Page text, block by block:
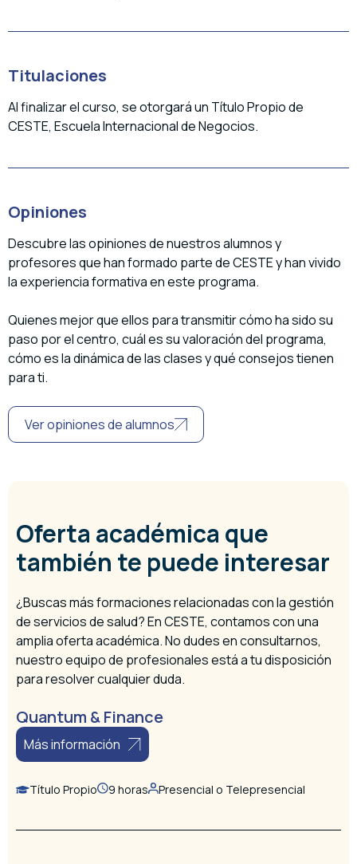
Titulaciones
Al finalizar el curso, se otorgará un Título Propio de
CESTE, Escuela Internacional de Negocios.
Opiniones
Descubre las opiniones de nuestros alumnos y
profesores que han formado parte de CESTE y han vivido
la experiencia formativa en este programa.
Quienes mejor que ellos para transmitir cómo ha sido su
paso por el centro, cuál es su valoración del programa,
cómo es la dinámica de las clases y qué consejos tienen
para ti.
Ver opiniones de alumnos
Oferta académica que
también te puede interesar
¿Buscas más formaciones relacionadas con la gestión
de servicios de salud? En CESTE, contamos con una
amplia oferta académica. No dudes en consultarnos,
nuestro equipo de profesionales está a tu disposición
para resolver cualquier duda.
Quantum & Finance
Más información
Título Propio 9 horas Presencial o Telepresencial